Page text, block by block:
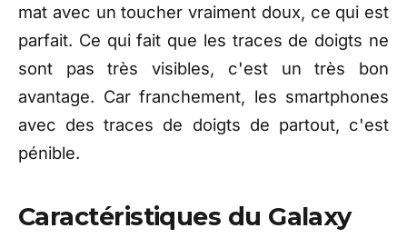
mat avec un toucher vraiment doux, ce qui est
parfait. Ce qui fait que les traces de doigts ne
sont pas très visibles, c'est un très bon
avantage. Car franchement, les smartphones
avec des traces de doigts de partout, c'est
pénible.
Caractéristiques du Galaxy